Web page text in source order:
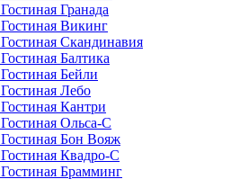
Гостиная Гранада
Гостиная Викинг
Гостиная Скандинавия
Гостиная Балтика
Гостиная Бейли
Гостиная Лебо
Гостиная Кантри
Гостиная Ольса-С
Гостиная Бон Вояж
Гостиная Квадро-С
Гостиная Брамминг